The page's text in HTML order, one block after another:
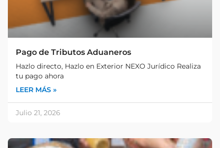
Pago de Tributos Aduaneros
Hazlo directo, Hazlo en Exterior NEXO Jurídico Realiza
tu pago ahora
LEER MÁS »
Julio 21, 2026